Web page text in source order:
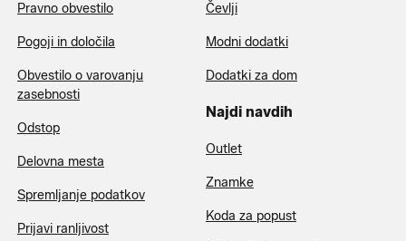
Pravno obvestilo
Pogoji in določila
Obvestilo o varovanju
zasebnosti
Odstop
Delovna mesta
Spremljanje podatkov
Prijavi ranljivost
Čevlji
Modni dodatki
Dodatki za dom
Najdi navdih
Outlet
Znamke
Koda za popust